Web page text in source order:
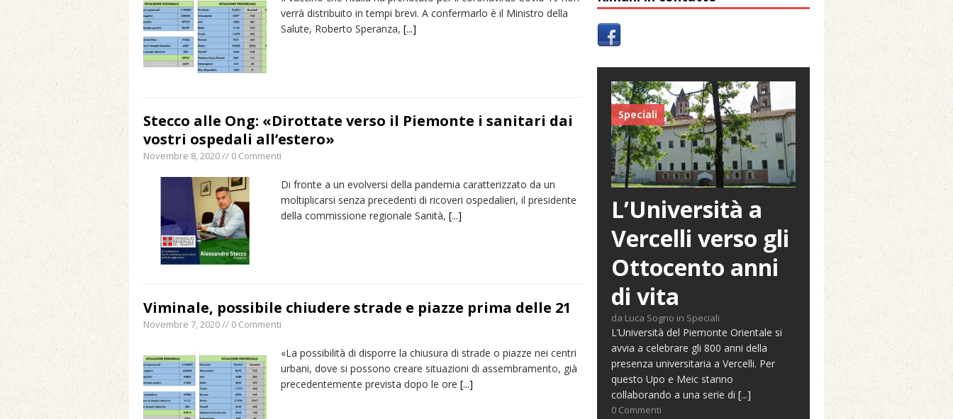
verrà distribuito in tempi brevi. A confermarlo è il Ministro della
Salute, Roberto Speranza, [...]
Stecco alle Ong: «Dirottate verso il Piemonte i sanitari dai
vostri ospedali all’estero»
Novembre 8, 2020 // 0 Commenti
Di fronte a un evolversi della pandemia caratterizzato da un
moltiplicarsi senza precedenti di ricoveri ospedalieri, il presidente
della commissione regionale Sanità, [...]
Viminale, possibile chiudere strade e piazze prima delle 21
Novembre 7, 2020 // 0 Commenti
«La possibilità di disporre la chiusura di strade o piazze nei centri
urbani, dove si possono creare situazioni di assembramento, già
precedentemente prevista dopo le ore [...]
Speciali
L’Università a
Vercelli verso gli
Ottocento anni
di vita
da Luca Sogno in Speciali
L’Università del Piemonte Orientale si
avvia a celebrare gli 800 anni della
presenza universitaria a Vercelli. Per
questo Upo e Meic stanno
collaborando a una serie di [...]
0 Commenti